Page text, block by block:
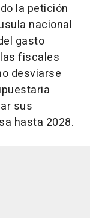
la petición
nacional
gasto
fiscales
desviarse
sus
hasta 2028.